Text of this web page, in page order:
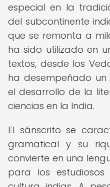
especial en la
del subcontinente
que se remonta a
ha sido utilizado en
textos, desde los
ha desempeñado
el desarrollo de la
ciencias en la India.
El sánscrito se
gramatical y su
convierte en una
para los